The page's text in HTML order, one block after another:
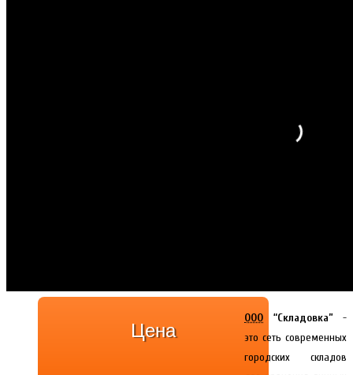
Цена
ООО “Складовка” -
это сеть современных
городских складов